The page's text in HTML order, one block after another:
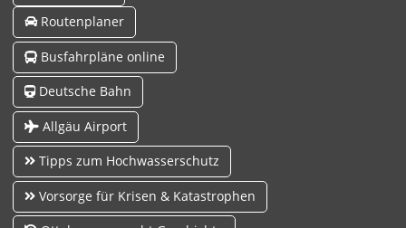
Routenplaner
Busfahrpläne online
Deutsche Bahn
Allgäu Airport
Tipps zum Hochwasserschutz
Vorsorge für Krisen & Katastrophen